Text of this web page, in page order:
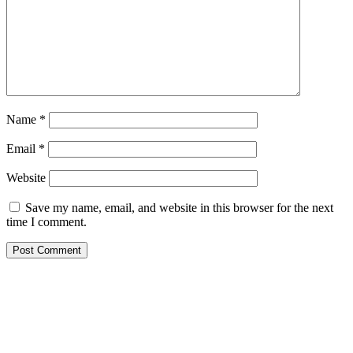
Name *
Email *
Website
Save my name, email, and website in this browser for the next
time I comment.